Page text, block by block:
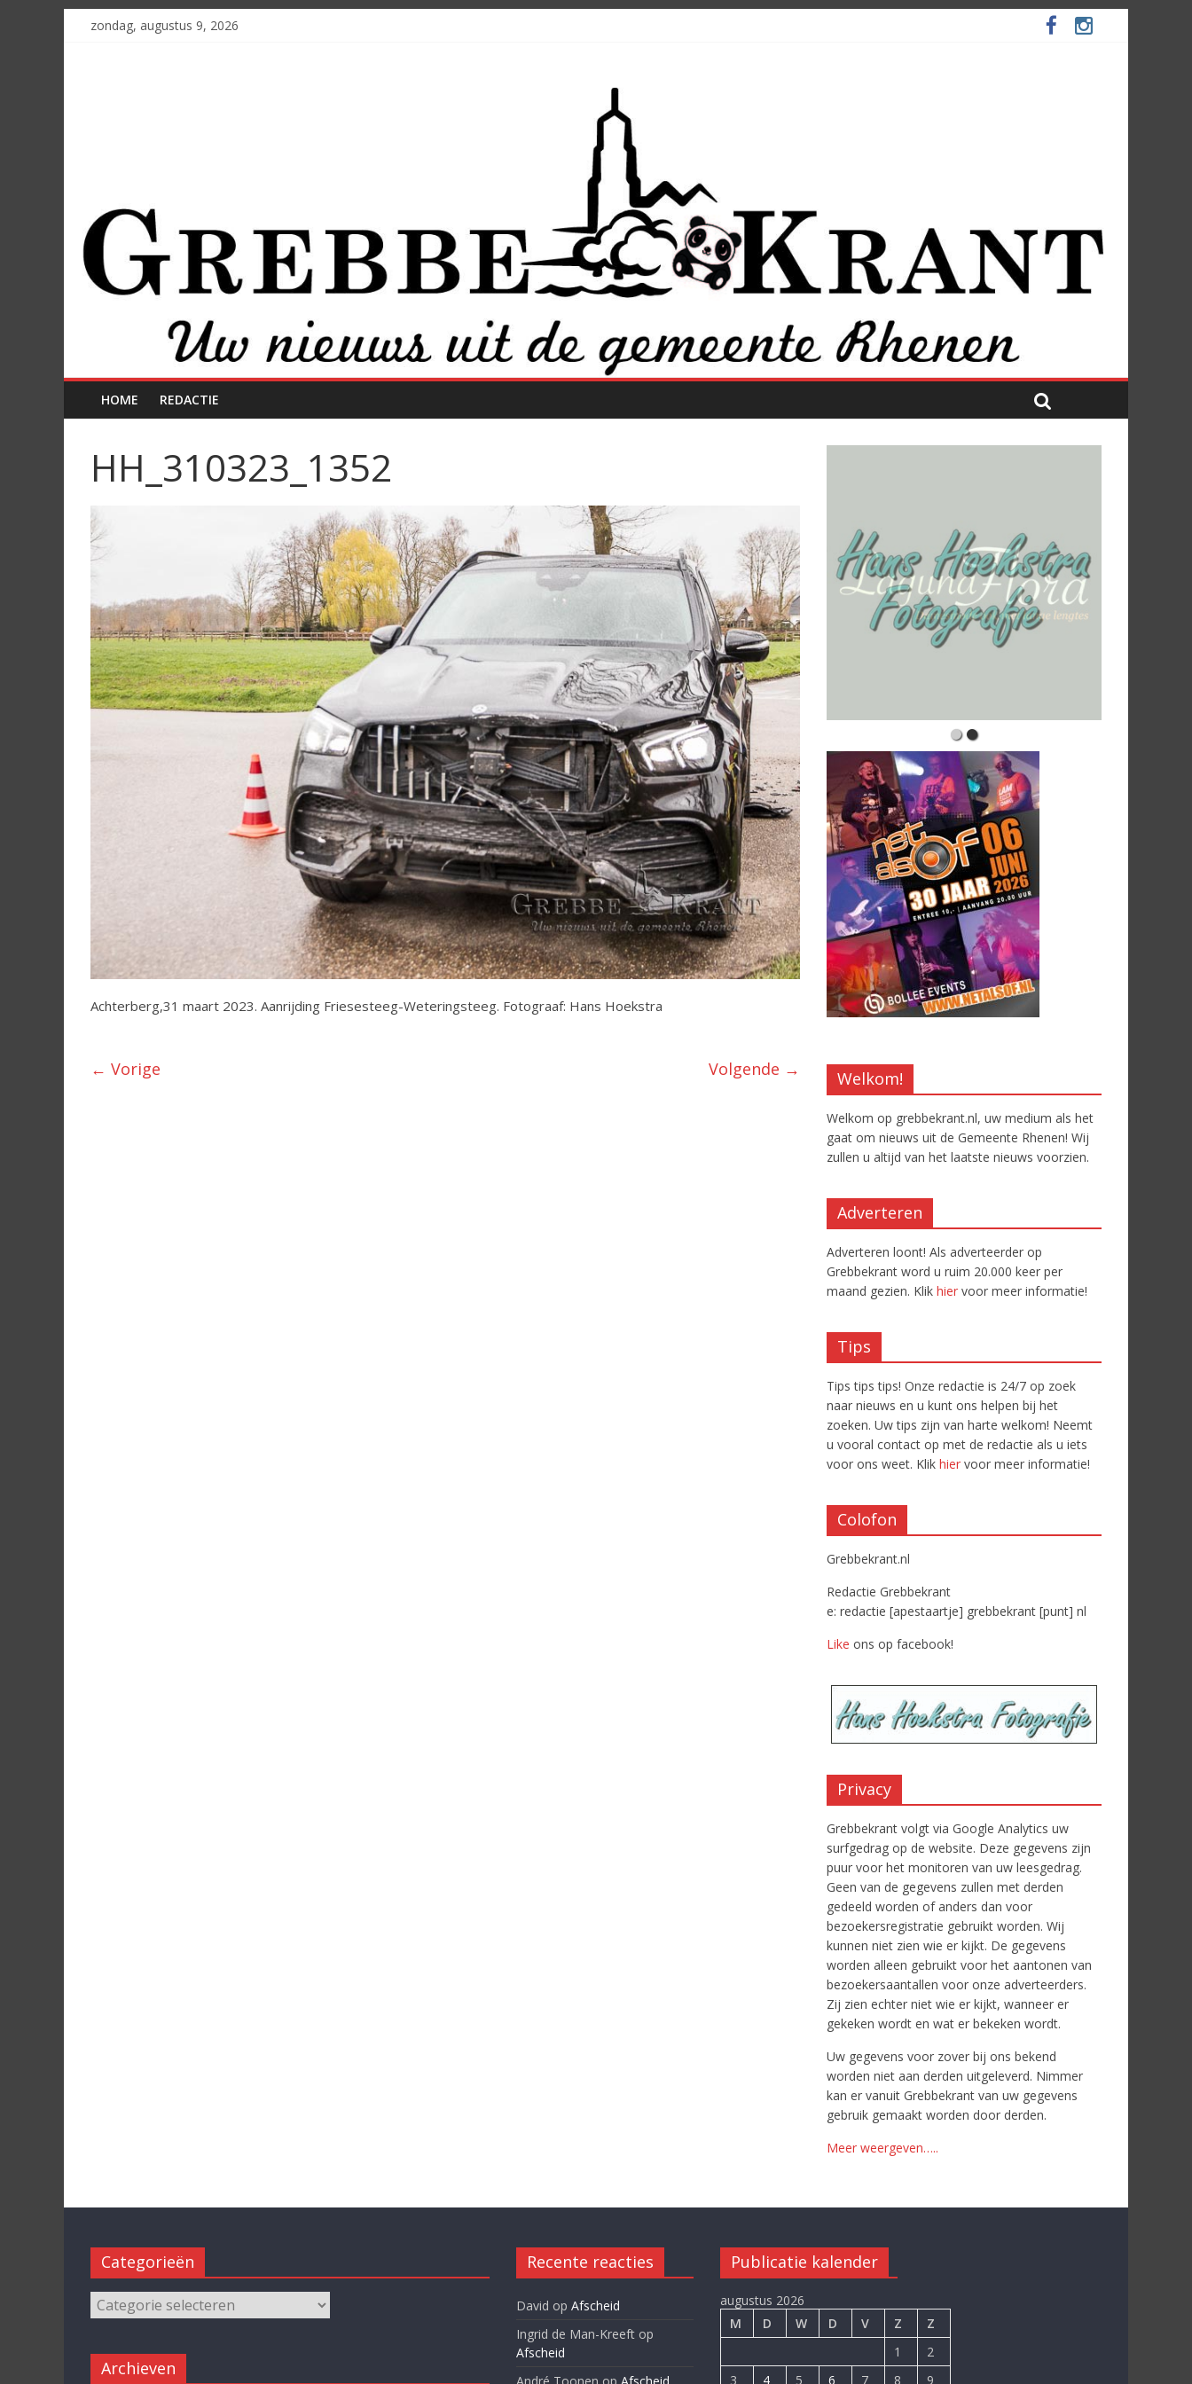
zondag, augustus 9, 2026
HOME REDACTIE
HH_310323_1352
Achterberg,31 maart 2023. Aanrijding Friesesteeg-Weteringsteeg. Fotograaf: Hans Hoekstra
← Vorige Volgende → Welkom!
Welkom op grebbekrant.nl, uw medium als het
gaat om nieuws uit de Gemeente Rhenen! Wij
zullen u altijd van het laatste nieuws voorzien.
Adverteren
Adverteren loont! Als adverteerder op
Grebbekrant word u ruim 20.000 keer per
maand gezien. Klik hier voor meer informatie!
Tips
Tips tips tips! Onze redactie is 24/7 op zoek
naar nieuws en u kunt ons helpen bij het
zoeken. Uw tips zijn van harte welkom! Neemt
u vooral contact op met de redactie als u iets
voor ons weet. Klik hier voor meer informatie!
Colofon
Grebbekrant.nl
Redactie Grebbekrant
e: redactie [apestaartje] grebbekrant [punt] nl
Like ons op facebook!
Privacy
Grebbekrant volgt via Google Analytics uw
surfgedrag op de website. Deze gegevens zijn
puur voor het monitoren van uw leesgedrag.
Geen van de gegevens zullen met derden
gedeeld worden of anders dan voor
bezoekersregistratie gebruikt worden. Wij
kunnen niet zien wie er kijkt. De gegevens
worden alleen gebruikt voor het aantonen van
bezoekersaantallen voor onze adverteerders.
Zij zien echter niet wie er kijkt, wanneer er
gekeken wordt en wat er bekeken wordt.
Uw gegevens voor zover bij ons bekend
worden niet aan derden uitgeleverd. Nimmer
kan er vanuit Grebbekrant van uw gegevens
gebruik gemaakt worden door derden.
Meer weergeven…..
Categorieën
Archieven
Recente reacties
David op Afscheid
Ingrid de Man-Kreeft op
Afscheid
Publicatie kalender
augustus 2026
M
D W D V Z
Z
1
2
3
4 5 6 7 8 9